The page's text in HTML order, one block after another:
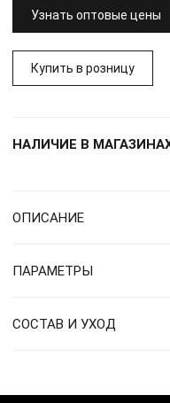
Узнать оптовые цены
Купить в розницу
НАЛИЧИЕ В
ОПИСАНИЕ
ПАРАМЕТРЫ
СОСТАВ И УХОД